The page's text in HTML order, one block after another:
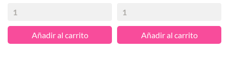
Añadir al carrito Añadir al carrito